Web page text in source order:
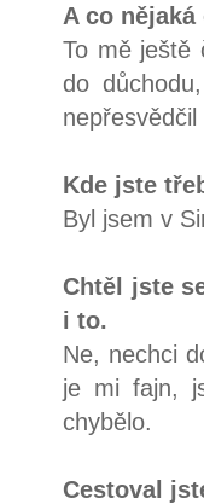
A co
To mě ještě
do
nepřesvědčil
Kde jste
Byl jsem v
Chtěl jste
i to.
Ne, nechci
je mi fajn,
chybělo.
Cestoval